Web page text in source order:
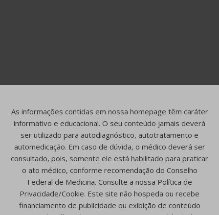
As informações contidas em nossa homepage têm caráter
informativo e educacional. O seu conteúdo jamais deverá
ser utilizado para autodiagnóstico, autotratamento e
automedicação. Em caso de dúvida, o médico deverá ser
consultado, pois, somente ele está habilitado para praticar
o ato médico, conforme recomendação do Conselho
Federal de Medicina. Consulte a nossa Política de
Privacidade/Cookie. Este site não hospeda ou recebe
financiamento de publicidade ou exibição de conteúdo